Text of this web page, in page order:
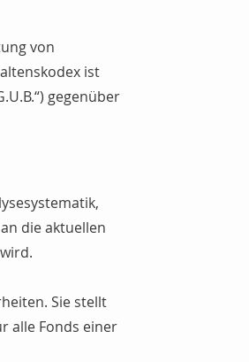
von
ist
gegenüber
die aktuellen
Sie stellt
alle Fonds einer